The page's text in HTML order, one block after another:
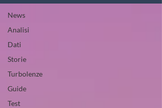
News
Analisi
Dati
Storie
Turbolenze
Guide
Test